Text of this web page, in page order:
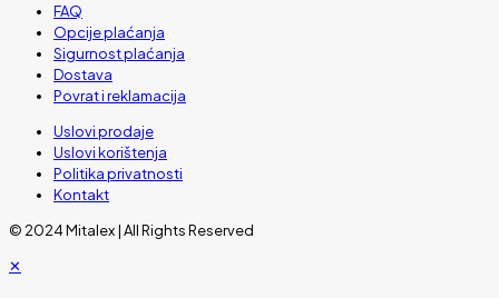
FAQ
Opcije plaćanja
Sigurnost plaćanja
Dostava
Povrat i reklamacija
Uslovi prodaje
Uslovi korištenja
Politika privatnosti
Kontakt
© 2024 Mitalex | All Rights Reserved
✕